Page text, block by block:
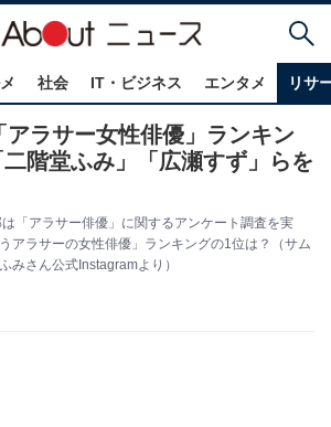
社会 IT・ビジネス エンタメ リサ
ラサー女性俳優」ランキン
階堂ふみ」「広瀬すず」らを
「アラサー俳優」に関するアンケート調査を実
アラサーの女性俳優」ランキングの1位は？（サム
みさん公式Instagramより）